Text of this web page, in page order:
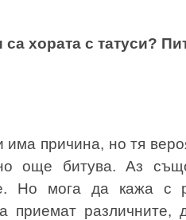
хората с татуси?
причина, но тя
още битува. Аз
Но мога да кажа с
приемат различните,